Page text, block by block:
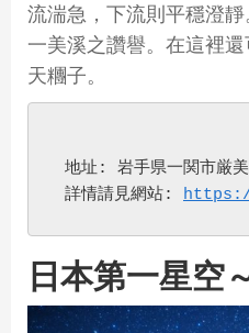
流湍急，下流則平穩澄
一美溪之讚譽。在這裡
天糰子。
地址: 岩手県一関市厳
詳情請見網站:
日本第一星空